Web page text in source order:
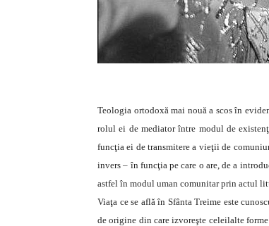
Teologia ortodoxă mai nouă a scos în
rolul ei de mediator între modul de
funcţia ei de transmitere a vieţii de
invers – în funcţia pe care o are, de a
astfel în modul uman comunitar prin actul
Viaţa ce se află în Sfânta Treime este
de origine din care izvoreşte celeilalte